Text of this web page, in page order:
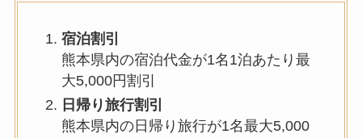
宿泊割引
熊本県内の宿泊代金が1名1泊あたり最
大5,000円割引
日帰り旅行割引
熊本県内の日帰り旅行が1名最大5,000